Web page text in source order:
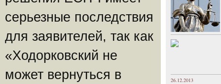
серьезные последствия
для заявителей, так как
«Ходорковский не
может вернуться в
26.12.2013